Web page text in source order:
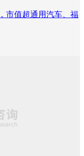
市值超通用汽车、福